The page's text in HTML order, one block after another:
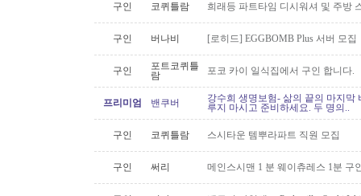
구인 코퀴틀람 희래등 파트타임 디시워셔 및 주방
구인 버나비 [로히드] EGGBOMB Plus 서버 모집
구인
포트코퀴틀
람
포코 카이 일식집에서 구인 합니다.
프리미엄 밴쿠버
강수희 생명보험- 삶의 끝의 마지막
루지 마시고 준비하세요. 두 명의..
구인 코퀴틀람 스시타운 템뿌라파트 직원 모집
구인 써리 메인스시맨 1 분 웨이츄레스 1분 구